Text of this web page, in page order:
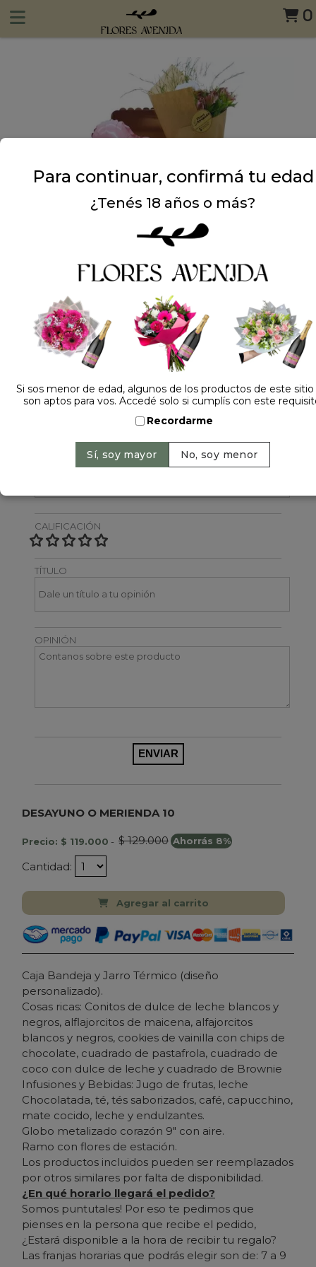
0
Dejá tu opinión
NOMBRE
CALIFICACIÓN
TÍTULO
OPINIÓN
DESAYUNO O MERIENDA 10
Precio: $ 119.000 - $ 129.000 Ahorrás 8%
Cantidad:
Agregar al carrito
Caja Bandeja y Jarro Térmico (diseño
personalizado).
Cosas ricas: Conitos de dulce de leche blancos y
negros, alflajorcitos de maicena, alfajorcitos
blancos y negros, cookies de vainilla con chips de
chocolate, cuadrado de pastafrola, cuadrado de
coco con dulce de leche y cuadrado de Brownie
Infusiones y Bebidas: Jugo de frutas, leche
Chocolatada, té, tés saborizados, café, capucchino,
mate cocido, leche y endulzantes.
Globo metalizado corazón 9" con aire.
Ramo con flores de estación.
Los productos incluidos pueden ser reemplazados
por otros similares por falta de disponibilidad.
¿En qué horario llegará el pedido?
Somos puntutales! Por eso te pedimos que
pienses en la persona que recibe el pedido,
¿Estará disponible a la hora de recibir tu regalo?
Las franjas horarias que podrás elegir son de: 7 a 9
Para continuar, confirmá tu edad
¿Tenés 18 años o más?
Si sos menor de edad, algunos de los productos de este
son aptos para vos. Accedé solo si cumplís con este
Recordarme